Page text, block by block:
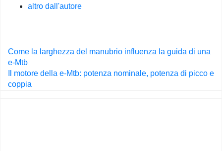
altro dall'autore
Navigazione
articoli
Come la larghezza del manubrio influenza la guida di una
e-Mtb
Il motore della e-Mtb: potenza nominale, potenza di picco e
coppia